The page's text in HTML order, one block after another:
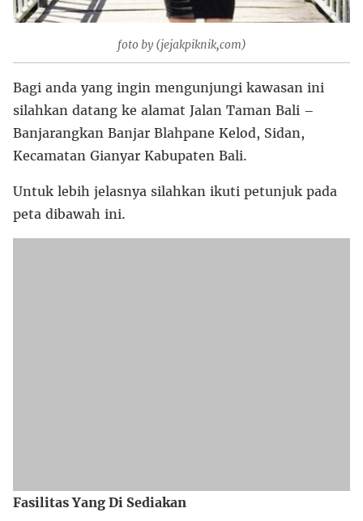
foto by (jejakpiknik,com)
Bagi anda yang ingin mengunjungi kawasan ini
silahkan datang ke alamat Jalan Taman Bali –
Banjarangkan Banjar Blahpane Kelod, Sidan,
Kecamatan Gianyar Kabupaten Bali.
Untuk lebih jelasnya silahkan ikuti petunjuk pada
peta dibawah ini.
Fasilitas Yang Di Sediakan